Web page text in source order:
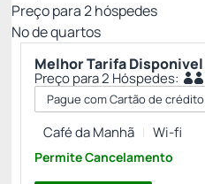
Preço para2hóspedes
Nº de quartos
Melhor Tarifa Disponivel
Preço para 2 Hóspedes:
Pague com Cartão de crédito
Café da Manhã Wi-fi
Permite Cancelamento